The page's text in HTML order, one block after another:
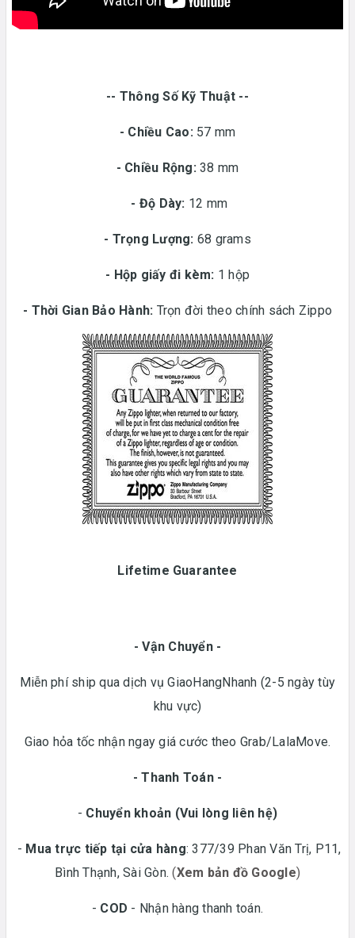
-- Thông Số Kỹ Thuật --
- Chiều Cao: 57 mm
- Chiều Rộng:38 mm
- Độ Dày: 12 mm
- Trọng Lượng: 68 grams
- Hộp giấy đi kèm: 1 hộp
- Thời Gian Bảo Hành: Trọn đời theo chính sách Zippo
Lifetime Guarantee
- Vận Chuyển -
Miễn phí ship qua dịch vụ GiaoHangNhanh (2-5 ngày tùy
khu vực)
Giao hỏa tốc nhận ngay giá cước theo Grab/LalaMove.
- Thanh Toán -
- Chuyển khoản (Vui lòng liên hệ)
- Mua trực tiếp tại cửa hàng: 377/39 Phan Văn Trị, P11,
Bình Thạnh, Sài Gòn. (Xem bản đồ Google)
- COD - Nhận hàng thanh toán.